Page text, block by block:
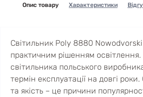
Опис товару Характеристики
Світильник Poly 8880
практичним рішенням освітлення.
світильника польського
термін експлуатації на довгі
та якість – це причини